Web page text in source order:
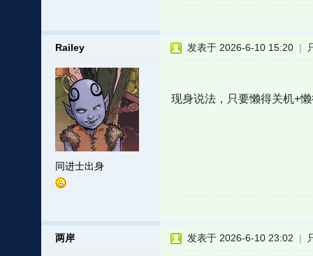
Railey
同进士出身
发表于 2026-6-10 15:20 |
现身说法，只要懒得关机+
两岸 发表于 2026-6-10 23:02 |